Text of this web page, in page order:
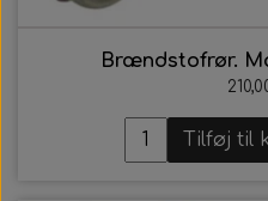
Brændstofrør.
Tilføj til